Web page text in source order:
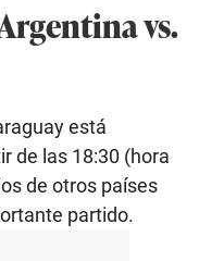
vs.
está
de las 18:30 (hora
de otros países
partido.